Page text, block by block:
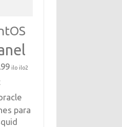
ilo ilo2
para